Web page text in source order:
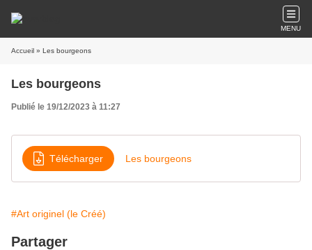
MENU
Accueil » Les bourgeons
Les bourgeons
Publié le 19/12/2023 à 11:27
Télécharger Les bourgeons
#Art originel (le Créé)
Partager